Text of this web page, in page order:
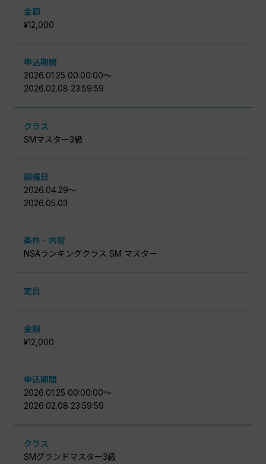
金額
¥12,000
申込期間
2026.01.25 00:00:00〜
2026.02.08 23:59:59
クラス
SMマスター3級
開催日
2026.04.29〜
2026.05.03
条件・内容
NSAランキングクラス SM マスター
定員
金額
¥12,000
申込期間
2026.01.25 00:00:00〜
2026.02.08 23:59:59
クラス
SMグランドマスター3級